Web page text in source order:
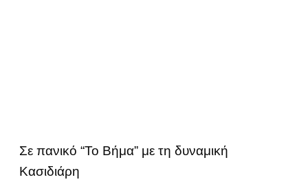
Σε πανικό “Το Βήμα” με τη δυναμική
Κασιδιάρη